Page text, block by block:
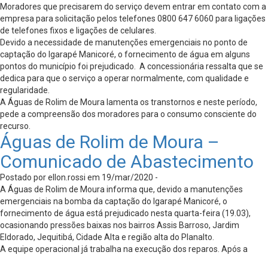
Moradores que precisarem do serviço devem entrar em contato com a
empresa para solicitação pelos telefones 0800 647 6060 para ligações
de telefones fixos e ligações de celulares.
Devido a necessidade de manutenções emergenciais no ponto de
captação do Igarapé Manicoré, o fornecimento de água em alguns
pontos do município foi prejudicado. A concessionária ressalta que se
dedica para que o serviço a operar normalmente, com qualidade e
regularidade.
A Águas de Rolim de Moura lamenta os transtornos e neste período,
pede a compreensão dos moradores para o consumo consciente do
recurso.
Águas de Rolim de Moura –
Comunicado de Abastecimento
Postado por ellon.rossi em 19/mar/2020 -
A Águas de Rolim de Moura informa que, devido a manutenções
emergenciais na bomba da captação do Igarapé Manicoré, o
fornecimento de água está prejudicado nesta quarta-feira (19.03),
ocasionando pressões baixas nos bairros Assis Barroso, Jardim
Eldorado, Jequitibá, Cidade Alta e região alta do Planalto.
A equipe operacional já trabalha na execução dos reparos. Após a